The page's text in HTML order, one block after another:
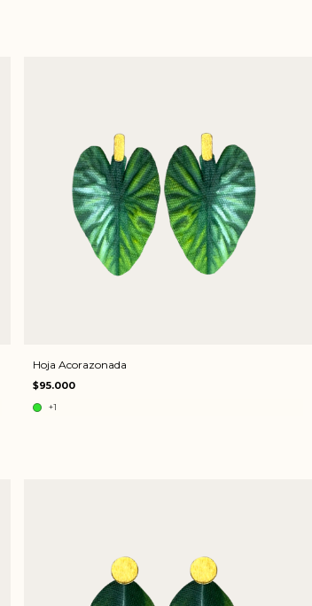
Hoja Acorazonada
$95.000
+1